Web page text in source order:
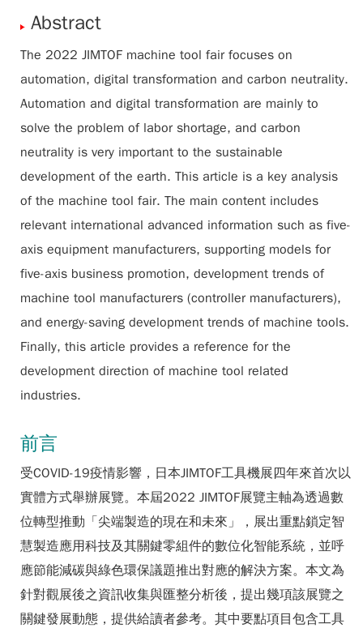
Abstract
The 2022 JIMTOF machine tool fair focuses on
automation, digital transformation and carbon neutrality.
Automation and digital transformation are mainly to
solve the problem of labor shortage, and carbon
neutrality is very important to the sustainable
development of the earth. This article is a key analysis
of the machine tool fair. The main content includes
relevant international advanced information such as five-
axis equipment manufacturers, supporting models for
five-axis business promotion, development trends of
machine tool manufacturers (controller manufacturers),
and energy-saving development trends of machine tools.
Finally, this article provides a reference for the
development direction of machine tool related
industries.
前言
受COVID-19疫情影響，日本JIMTOF工具機展四年來首次以
實體方式舉辦展覽。本屆2022 JIMTOF展覽主軸為透過數
位轉型推動「尖端製造的現在和未來」，展出重點鎖定智
慧製造應用科技及其關鍵零組件的數位化智能系統，並呼
應節能減碳與綠色環保議題推出對應的解決方案。本文為
針對觀展後之資訊收集與匯整分析後，提出幾項該展覽之
關鍵發展動態，提供給讀者參考。其中要點項目包含工具